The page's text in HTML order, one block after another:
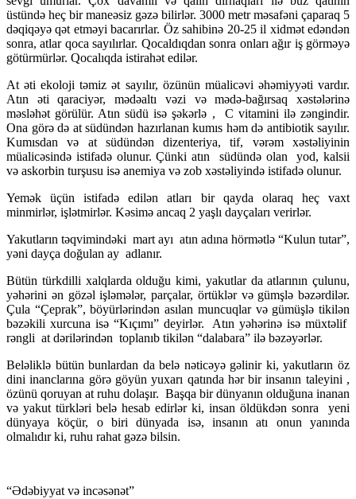
üstündə heç bir maneəsiz gəzə bilirlər. 3000 metr məsafəni çaparaq 5
dəqiqəyə qət etməyi bacarırlar. Öz sahibinə 20-25 il xidmət edəndən
sonra, atlar qoca sayılırlar. Qocaldıqdan sonra onları ağır iş görməyə
götürmürlər. Qocalıqda istirahət edilər.
At əti ekoloji təmiz ət sayılır, özünün müalicəvi əhəmiyyəti vardır.
Atın əti qaraciyər, mədəaltı vəzi və mədə-bağırsaq xəstələrinə
məsləhət görülür. Atın südü isə şəkərlə , C vitamini ilə zəngindir.
Ona görə də at südündən hazırlanan kumıs həm də antibiotik sayılır.
Kumısdan və at südündən dizenteriya, tif, vərəm xəstəliyinin
müalicəsində istifadə olunur. Çünki atın südündə olan yod, kalsii
və askorbin turşusu isə anemiya və zob xəstəliyində istifadə olunur.
Yemək üçün istifadə edilən atları bir qayda olaraq heç vaxt
minmirlər, işlətmirlər. Kəsimə ancaq 2 yaşlı dayçaları verirlər.
Yakutların təqvimindəki mart ayı atın adına hörmətlə “Kulun tutar”,
yəni dayça doğulan ay adlanır.
Bütün türkdilli xalqlarda olduğu kimi, yakutlar da atlarının çulunu,
yəhərini ən gözəl işləmələr, parçalar, örtüklər və gümşlə bəzərdilər.
Çula “Çeprak”, böyürlərindən asılan muncuqlar və gümüşlə tikilən
bəzəkili xurcuna isə “Kıçımı” deyirlər. Atın yəhərinə isə müxtəlif
rəngli at dərilərindən toplanıb tikilən “dalabara” ilə bəzəyərlər.
Beləliklə bütün bunlardan da belə nəticəyə gəlinir ki, yakutların öz
dini inanclarına görə göyün yuxarı qatında hər bir insanın taleyini ,
özünü qoruyan at ruhu dolaşır. Başqa bir dünyanın olduğuna inanan
və yakut türkləri belə hesab edirlər ki, insan öldükdən sonra yeni
dünyaya köçür, o biri dünyada isə, insanın atı onun yanında
olmalıdır ki, ruhu rahat gəzə bilsin.
“Ədəbiyyat və incəsənət”